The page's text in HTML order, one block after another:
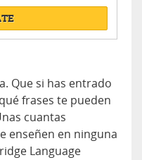
Que si has entrado
frases te pueden
cuantas
enseñen en ninguna
Language